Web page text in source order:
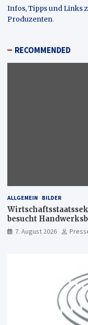
Infos, Tipps und Links
Produzenten.
RECOMMENDED
ALLGEMEIN BILDER
besucht
Freiburg
7. August 2026